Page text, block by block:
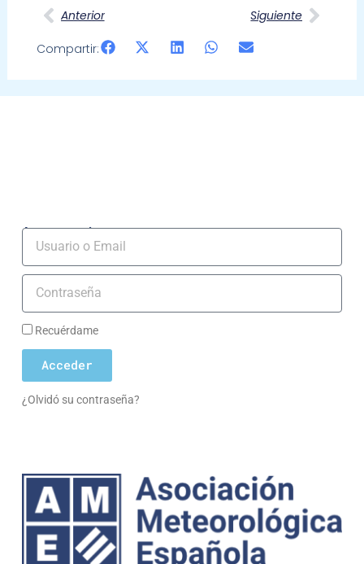
Anterior Siguiente
Compartir:
Acceso socios
Recuérdame
Acceder
¿Olvidó su contraseña?